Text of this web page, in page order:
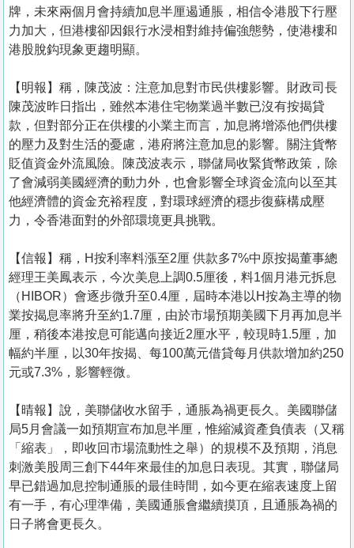
關
於
我
們
牌，未來兩個月會持續加息半厘遏通脹，相信令港股下行壓
力加大，但港樓卻因銀行水浸相對維持偏強態勢，使港樓和
港股脫鈎現象更趨明顯。
【明報】稱，陳茂波：注意加息對市民供樓影響。財政司長
陳茂波昨日指出，雖然本港住宅物業過半數已沒有按揭貸
款，但對部分正在供樓的小業主而言，加息將增添他們供樓
的壓力及對生活的憂慮，港府將注意加息的影響。關注貨幣
貶值資金外流風險。陳茂波表示，聯儲局收緊貨幣政策，除
了會減弱美國經濟的動力外，也會影響全球資金流向以至其
他經濟體的資金充裕程度，對環球經濟的穩步復蘇構成壓
力，令香港面對的外部環境更具挑戰。
【信報】稱，H按利率料漲至2厘 供款多7%中原按揭董事總
經理王美鳳表示，今次美息上調0.5厘後，料1個月港元拆息
（HIBOR）會逐步微升至0.4厘，屆時本港以H按為主導的物
業按揭息率將升至約1.7厘，由於市場預期美國下月再加息半
厘，稍後本港按息可能邁向接近2厘水平，較現時1.5厘，加
幅約半厘，以30年按揭、每100萬元借貸每月供款增加約250
元或7.3%，影響輕微。
【晴報】說，美聯儲收水留手，通脹為禍更長久。美國聯儲
局5月會議一如預期宣布加息半厘，惟縮減資產負債表（又稱
「縮表」，即收回市場流動性之舉）的規模不及預期，消息
刺激美股周三創下44年來最佳的加息日表現。其實，聯儲局
早已錯過加息控制通脹的最佳時間，如今更在縮表速度上留
有一手，有心理準備，美國通脹會繼續摸頂，且通脹為禍的
日子將會更長久。